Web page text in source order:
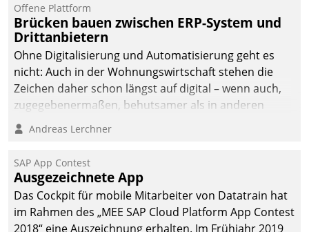
Offene Plattform
Brücken bauen zwischen ERP-System und
Drittanbietern
Ohne Digitalisierung und Automatisierung geht es
nicht: Auch in der Wohnungswirtschaft stehen die
Zeichen daher schon längst auf digital – wenn auch,
zugegebenermaßen, behutsamer als in anderen
Branchen.
Andreas Lerchner
SAP App Contest
Ausgezeichnete App
Das Cockpit für mobile Mitarbeiter von Datatrain hat
im Rahmen des „MEE SAP Cloud Platform App Contest
2018“ eine Auszeichnung erhalten. Im Frühjahr 2019